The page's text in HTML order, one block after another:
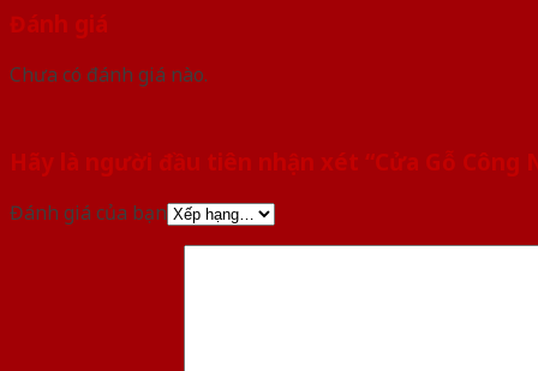
Đánh giá
Chưa có đánh giá nào.
Hãy là người đầu tiên nhận xét “Cửa Gỗ Công
Đánh giá của bạn